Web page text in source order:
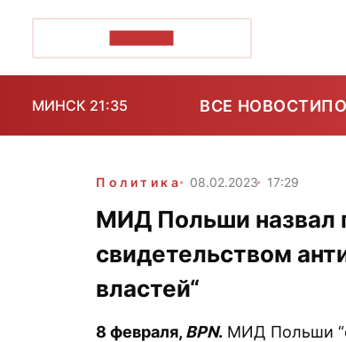
МИНСК 21:35 ВСЕ НОВОСТИ
Политика 08.02.2023 17:29
МИД Польши назвал
свидетельством
властей“
8 февраля, BPN. МИД Польши